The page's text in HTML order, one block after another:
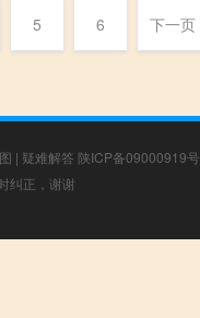
5 6 下一页
| 疑难解答 陕ICP备09000919号
纠正，谢谢